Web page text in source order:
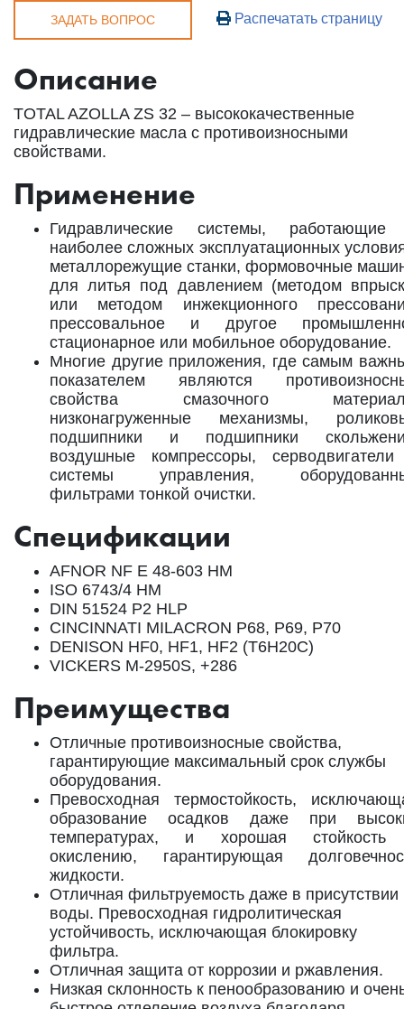
ЗАДАТЬ ВОПРОС Распечатать страницу
Описание
TOTAL AZOLLA ZS 32 – высококачественные
гидравлические масла с противоизносными
свойствами.
Применение
Гидравлические системы,
наиболее сложных эксплуатационных
металлорежущие станки, формовочные
для литья под давлением (методом
или методом инжекционного
прессовальное и другое
стационарное или мобильное оборудование.
Многие другие приложения, где самым
показателем являются
свойства смазочного
низконагруженные механизмы,
подшипники и подшипники
воздушные компрессоры,
системы управления,
фильтрами тонкой очистки.
Спецификации
AFNOR NF E 48-603 HM
ISO 6743/4 HM
DIN 51524 P2 HLP
CINCINNATI MILACRON P68, P69, P70
DENISON HF0, HF1, HF2 (T6H20C)
VICKERS M-2950S, +286
Преимущества
Отличные противоизносные свойства,
гарантирующие максимальный срок службы
оборудования.
Превосходная термостойкость,
образование осадков даже при
температурах, и хорошая
окислению, гарантирующая
жидкости.
Отличная фильтруемость даже в присутствии
воды. Превосходная гидролитическая
устойчивость, исключающая блокировку
фильтра.
Отличная защита от коррозии и ржавления.
Низкая склонность к пенообразованию и